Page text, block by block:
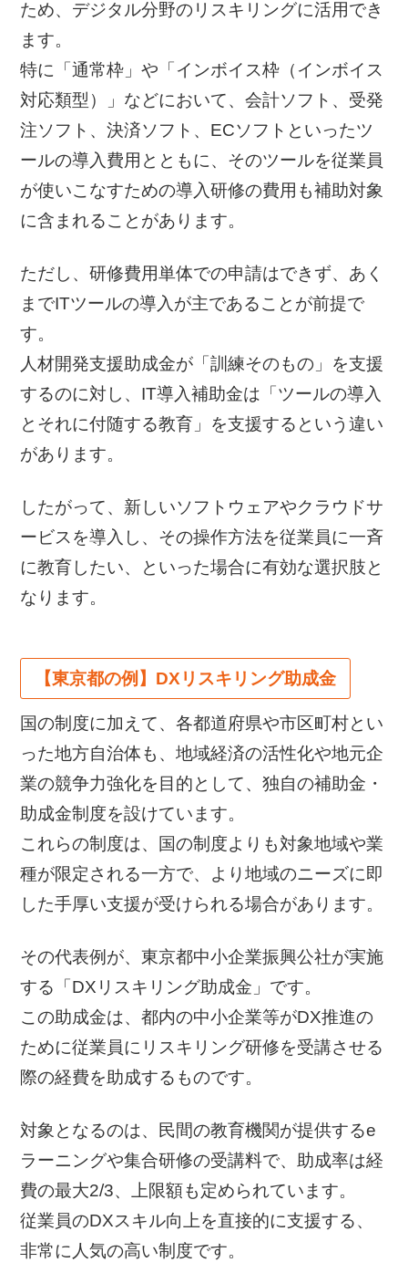
ため、デジタル分野のリスキリングに活用でき
ます。
特に「通常枠」や「インボイス枠（インボイス
対応類型）」などにおいて、会計ソフト、受発
注ソフト、決済ソフト、ECソフトといったツ
ールの導入費用とともに、そのツールを従業員
が使いこなすための導入研修の費用も補助対象
に含まれることがあります。
ただし、研修費用単体での申請はできず、あく
までITツールの導入が主であることが前提で
す。
人材開発支援助成金が「訓練そのもの」を支援
するのに対し、IT導入補助金は「ツールの導入
とそれに付随する教育」を支援するという違い
があります。
したがって、新しいソフトウェアやクラウドサ
ービスを導入し、その操作方法を従業員に一斉
に教育したい、といった場合に有効な選択肢と
なります。
【東京都の例】DXリスキリング助成金
国の制度に加えて、各都道府県や市区町村とい
った地方自治体も、地域経済の活性化や地元企
業の競争力強化を目的として、独自の補助金・
助成金制度を設けています。
これらの制度は、国の制度よりも対象地域や業
種が限定される一方で、より地域のニーズに即
した手厚い支援が受けられる場合があります。
その代表例が、東京都中小企業振興公社が実施
する「DXリスキリング助成金」です。
この助成金は、都内の中小企業等がDX推進の
ために従業員にリスキリング研修を受講させる
際の経費を助成するものです。
対象となるのは、民間の教育機関が提供するe
ラーニングや集合研修の受講料で、助成率は経
費の最大2/3、上限額も定められています。
従業員のDXスキル向上を直接的に支援する、
非常に人気の高い制度です。